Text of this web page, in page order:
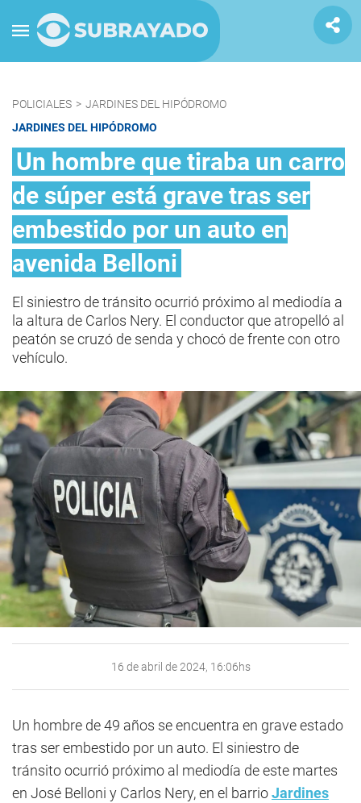
POLICIALES > JARDINES DEL HIPÓDROMO
JARDINES DEL HIPÓDROMO
Un hombre que tiraba un carro
de súper está grave tras ser
embestido por un auto en
avenida Belloni
El siniestro de tránsito ocurrió próximo al mediodía a
la altura de Carlos Nery. El conductor que atropelló al
peatón se cruzó de senda y chocó de frente con otro
vehículo.
16 de abril de 2024, 16:06hs
Un hombre de 49 años se encuentra en grave estado
tras ser embestido por un auto. El siniestro de
tránsito ocurrió próximo al mediodía de este martes
en José Belloni y Carlos Nery, en el barrioJardines